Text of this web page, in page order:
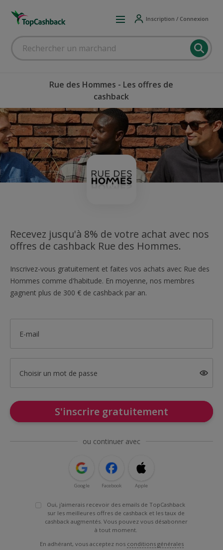
Inscription / Connexion
Rue des Hommes - Les offres de
cashback
Recevez jusqu'à 8% de votre achat avec nos
offres de cashback Rue des Hommes.
Inscrivez-vous gratuitement et faites vos achats avec Rue des
Hommes comme d'habitude. En moyenne, nos membres
gagnent plus de 300 € de cashback par an.
E-mail
Choisir un mot de passe
S'inscrire gratuitement
ou continuer avec
Google Facebook Apple
Oui, j'aimerais recevoir des emails de TopCashback
sur les meilleures offres de cashback et les taux de
cashback augmentés. Vous pouvez vous désabonner
à tout moment.
En adhérant, vous acceptez nos conditions générales